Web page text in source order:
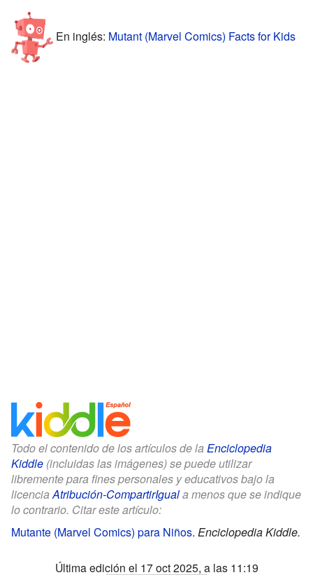
En inglés: Mutant (Marvel Comics) Facts for Kids
Todo el contenido de los artículos de la Enciclopedia
Kiddle (incluidas las imágenes) se puede utilizar
libremente para fines personales y educativos bajo la
licenciaAtribución-CompartirIguala menos que se indique
lo contrario. Citar este artículo:
Mutante (Marvel Comics) para Niños. Enciclopedia Kiddle.
Última edición el 17 oct 2025, a las 11:19